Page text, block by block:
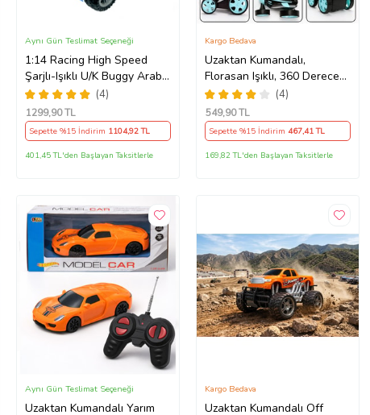
1:14 Racing High Speed
Şarjlı-Işıklı U/K Buggy Araba
(Yeşil)
(4)
Aynı Gün Teslimat Seçeneği
1299,90 TL
Sepette %15 İndirim 1104,92 TL
401,45 TL'den Başlayan Taksitlerle
Uzaktan Kumandalı,
Florasan Işıklı, 360 Derece
Dönebilen Akrobat Araba-
Stunt Car (Mavi)
(4)
Kargo Bedava
549,90 TL
Sepette %15 İndirim 467,41 TL
169,82 TL'den Başlayan Taksitlerle
Uzaktan Kumandalı Yarım
Aynı Gün Teslimat Seçeneği
Uzaktan Kumandalı Off
Kargo Bedava